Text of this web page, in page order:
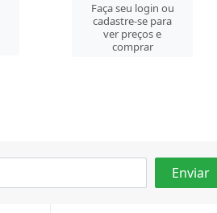
Faça seu login ou
cadastre-se para
ver preços e
comprar